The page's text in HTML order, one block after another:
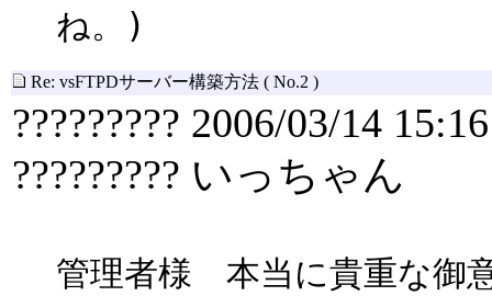
ね。)
Re: vsFTPDサーバー構築方法 ( No.2 )
????????? 2006/03/14 15:16
????????? いっちゃん
管理者様 本当に貴重な御